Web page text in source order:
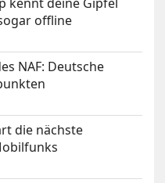
kennt deine Gipfel
offline
NAF: Deutsche
die nächste